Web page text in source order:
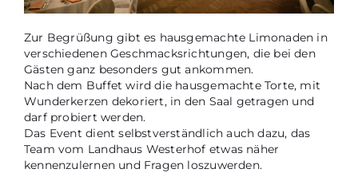
Zur Begrüßung gibt es hausgemachte Limonaden in
verschiedenen Geschmacksrichtungen, die bei den
Gästen ganz besonders gut ankommen.
Nach dem Buffet wird die hausgemachte Torte, mit
Wunderkerzen dekoriert, in den Saal getragen und
darf probiert werden.
Das Event dient selbstverständlich auch dazu, das
Team vom Landhaus Westerhof etwas näher
kennenzulernen und Fragen loszuwerden.